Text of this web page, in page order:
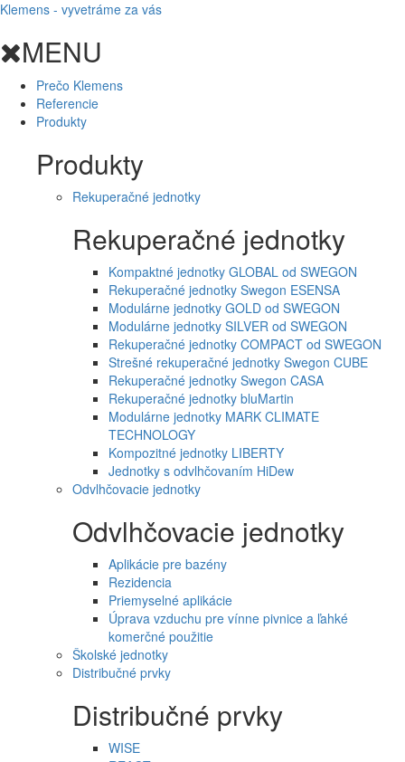
Klemens - vyvetráme za vás
MENU
Prečo Klemens
Referencie
Produkty
Produkty
Rekuperačné jednotky
Rekuperačné jednotky
Kompaktné jednotky GLOBAL od SWEGON
Rekuperačné jednotky Swegon ESENSA
Modulárne jednotky GOLD od SWEGON
Modulárne jednotky SILVER od SWEGON
Rekuperačné jednotky COMPACT od SWEGON
Strešné rekuperačné jednotky Swegon CUBE
Rekuperačné jednotky Swegon CASA
Rekuperačné jednotky bluMartin
Modulárne jednotky MARK CLIMATE
TECHNOLOGY
Kompozitné jednotky LIBERTY
Jednotky s odvlhčovaním HiDew
Odvlhčovacie jednotky
Odvlhčovacie jednotky
Aplikácie pre bazény
Rezidencia
Priemyselné aplikácie
Úprava vzduchu pre vínne pivnice a ľahké
komerčné použitie
Školské jednotky
Distribučné prvky
Distribučné prvky
WISE